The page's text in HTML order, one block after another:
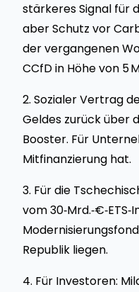
stärkeres Signal für
aber Schutz vor
der vergangenen
CCfD in Höhe von 5
2. Sozialer Vertrag
Geldes zurück über
Booster. Für
Mitfinanzierung hat.
3. Für die
vom
Republik liegen.
4. Für Investoren: